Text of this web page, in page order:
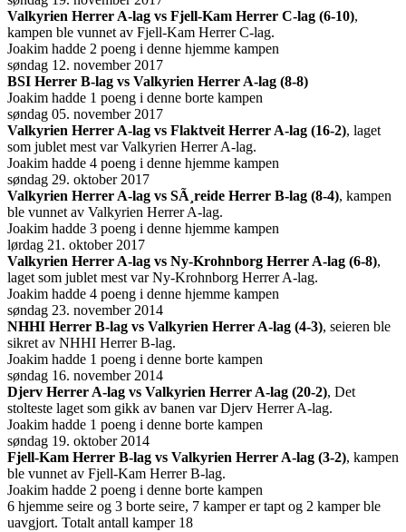
Valkyrien Herrer A-lag vs Fjell-Kam Herrer C-lag (6-10),
kampen ble vunnet av Fjell-Kam Herrer C-lag.
Joakim hadde 2 poeng i denne hjemme kampen
søndag 12. november 2017
BSI Herrer B-lag vs Valkyrien Herrer A-lag (8-8)
Joakim hadde 1 poeng i denne borte kampen
søndag 05. november 2017
Valkyrien Herrer A-lag vs Flaktveit Herrer A-lag (16-2), laget
som jublet mest var Valkyrien Herrer A-lag.
Joakim hadde 4 poeng i denne hjemme kampen
søndag 29. oktober 2017
Valkyrien Herrer A-lag vs SÃ¸reide Herrer B-lag (8-4), kampen
ble vunnet av Valkyrien Herrer A-lag.
Joakim hadde 3 poeng i denne hjemme kampen
lørdag 21. oktober 2017
Valkyrien Herrer A-lag vs Ny-Krohnborg Herrer A-lag (6-8),
laget som jublet mest var Ny-Krohnborg Herrer A-lag.
Joakim hadde 4 poeng i denne hjemme kampen
søndag 23. november 2014
NHHI Herrer B-lag vs Valkyrien Herrer A-lag (4-3), seieren ble
sikret av NHHI Herrer B-lag.
Joakim hadde 1 poeng i denne borte kampen
søndag 16. november 2014
Djerv Herrer A-lag vs Valkyrien Herrer A-lag (20-2), Det
stolteste laget som gikk av banen var Djerv Herrer A-lag.
Joakim hadde 1 poeng i denne borte kampen
søndag 19. oktober 2014
Fjell-Kam Herrer B-lag vs Valkyrien Herrer A-lag (3-2), kampen
ble vunnet av Fjell-Kam Herrer B-lag.
Joakim hadde 2 poeng i denne borte kampen
6 hjemme seire og 3 borte seire, 7 kamper er tapt og 2 kamper ble
uavgjort. Totalt antall kamper 18